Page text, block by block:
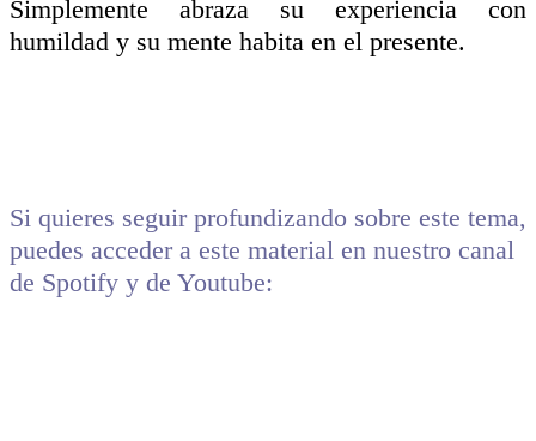
Simplemente abraza su experiencia con
humildad y su mente habita en el presente.
Si quieres seguir profundizando sobre este tema,
puedes acceder a este material en nuestro canal
de Spotify y de Youtube: